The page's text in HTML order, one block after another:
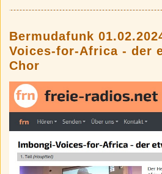
Bermudafunk
Voices-for-Africa - der
Chor